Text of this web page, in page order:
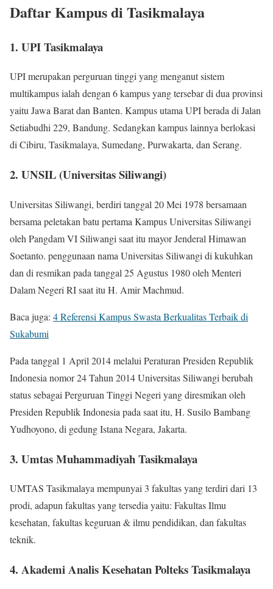
Daftar Kampus di Tasikmalaya
1. UPI Tasikmalaya
UPI merupakan perguruan tinggi yang menganut sistem
multikampus ialah dengan 6 kampus yang tersebar di dua provinsi
yaitu Jawa Barat dan Banten. Kampus utama UPI berada di Jalan
Setiabudhi 229, Bandung. Sedangkan kampus lainnya berlokasi
di Cibiru, Tasikmalaya, Sumedang, Purwakarta, dan Serang.
2. UNSIL (Universitas Siliwangi)
Universitas Siliwangi, berdiri tanggal 20 Mei 1978 bersamaan
bersama peletakan batu pertama Kampus Universitas Siliwangi
oleh Pangdam VI Siliwangi saat itu mayor Jenderal Himawan
Soetanto. penggunaan nama Universitas Siliwangi di kukuhkan
dan di resmikan pada tanggal 25 Agustus 1980 oleh Menteri
Dalam Negeri RI saat itu H. Amir Machmud.
Baca juga: 4 Referensi Kampus Swasta Berkualitas Terbaik di
Sukabumi
Pada tanggal 1 April 2014 melalui Peraturan Presiden Republik
Indonesia nomor 24 Tahun 2014 Universitas Siliwangi berubah
status sebagai Perguruan Tinggi Negeri yang diresmikan oleh
Presiden Republik Indonesia pada saat itu, H. Susilo Bambang
Yudhoyono, di gedung Istana Negara, Jakarta.
3. Umtas Muhammadiyah Tasikmalaya
UMTAS Tasikmalaya mempunyai 3 fakultas yang terdiri dari 13
prodi, adapun fakultas yang tersedia yaitu: Fakultas Ilmu
kesehatan, fakultas keguruan & ilmu pendidikan, dan fakultas
teknik.
4. Akademi Analis Kesehatan Polteks Tasikmalaya